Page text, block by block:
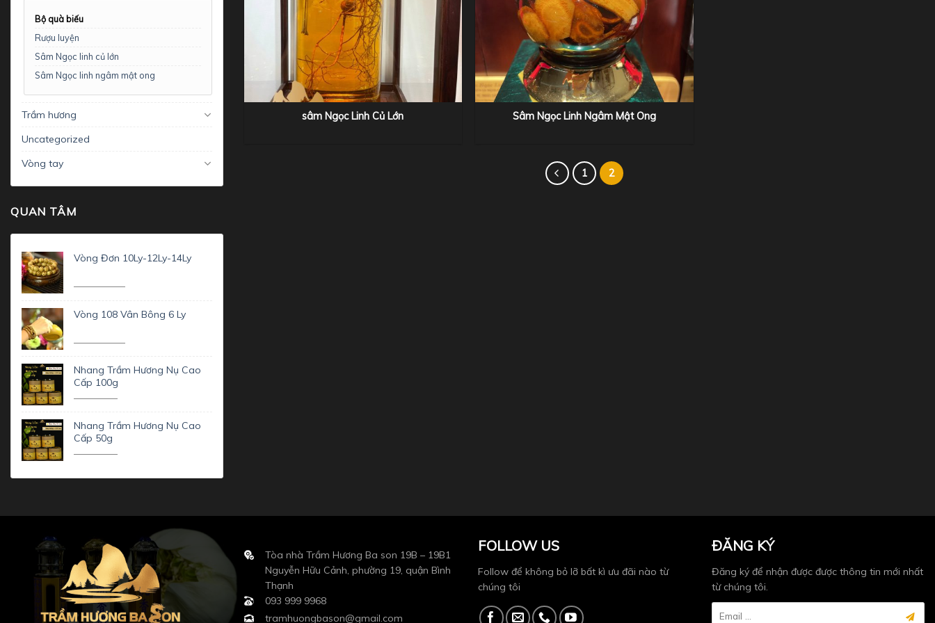
Bộ quà biếu
Rượu luyện
Sâm Ngọc linh củ lớn
Sâm Ngọc linh ngâm mật ong
Trầm hương
Uncategorized
Vòng tay
QUAN TÂM
Vòng Đơn 10Ly-12Ly-14Ly
7.000.000₫
Vòng 108 Vân Bông 6 Ly
7.000.000₫
Nhang Trầm Hương Nụ Cao
Cấp 100g
566.000₫
Nhang Trầm Hương Nụ Cao
Cấp 50g
289.000₫
sâm Ngọc Linh Củ Lớn
+
Sâm Ngọc Linh Ngâm Mật Ong
1 2
Tòa nhà Trầm Hương Ba son 19B – 19B1
Nguyễn Hữu Cảnh, phường 19, quận Bình
Thạnh
093 999 9968
tramhuongbason@gmail.com
FOLLOW US
Follow để không bỏ lỡ bất kì ưu đãi nào từ
chúng tôi
ĐĂNG KÝ
Đăng ký để nhận được được thông tin mới nhất
từ chúng tôi.